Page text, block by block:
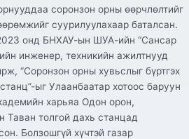
соронзон орны өөрчлөлтийг
суурилуулахаар баталсан.
онд БНХАУ-ын ШУА-ийн “Сансар
инженер, техникийн ажилтнууд
“Соронзон орны хувьслыг бүртгэх
ыг Улаанбаатар хотоос баруун
харьяа Одон орон,
Таван толгой дахь станцад
Болзошгүй хүчтэй газар